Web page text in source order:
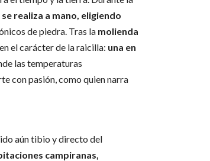
se realiza a mano, eligiendo
de piedra. Tras la molienda
el carácter de la raicilla: una en
las temperaturas
con pasión, como quien narra
aún tibio y directo del
campiranas,